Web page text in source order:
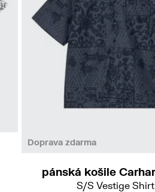
Doprava zdarma
pánská košile
S/S Vestige Shirt